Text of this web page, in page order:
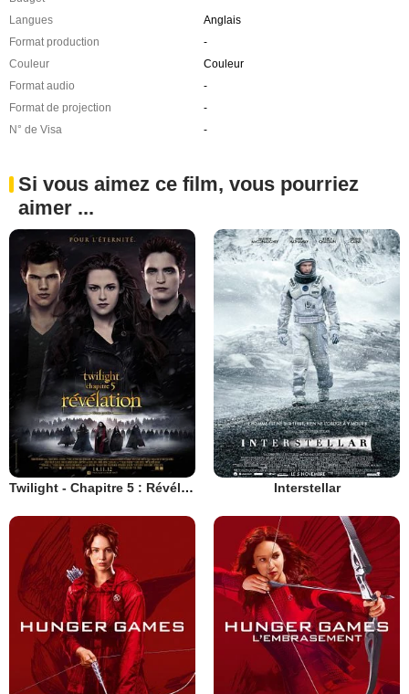
Langues
Anglais
Format production
-
Couleur
Couleur
Format audio
-
Format de projection
-
N° de Visa
-
Si vous aimez ce film, vous pourriez
aimer ...
Twilight - Chapitre 5 : Révélation 2e partie Interstellar